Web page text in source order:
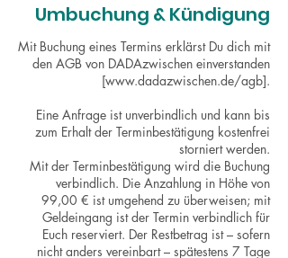
Umbuchung & Kündigung
Mit Buchung eines Termins erklärst Du dich mit
den AGB von DADAzwischen einverstanden
[www.dadazwischen.de/agb].
Eine Anfrage ist unverbindlich und kann bis
zum Erhalt der Terminbestätigung kostenfrei
storniert werden.
Mit der Terminbestätigung wird die Buchung
verbindlich. Die Anzahlung in Höhe von
99,00 € ist umgehend zu überweisen; mit
Geldeingang ist der Termin verbindlich für
Euch reserviert. Der Restbetrag ist – sofern
nicht anders vereinbart – spätestens 7 Tage